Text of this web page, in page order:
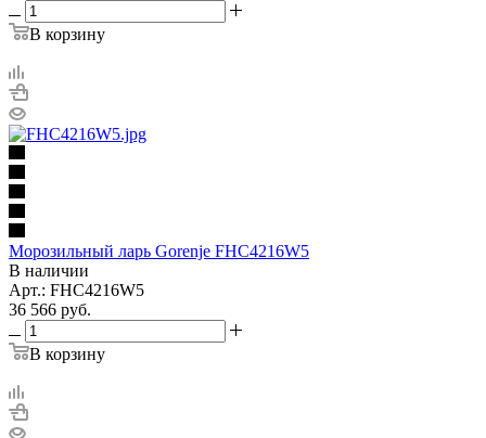
В корзину
Морозильный ларь Gorenje FHC4216W5
В наличии
Арт.: FHC4216W5
36 566 руб.
В корзину